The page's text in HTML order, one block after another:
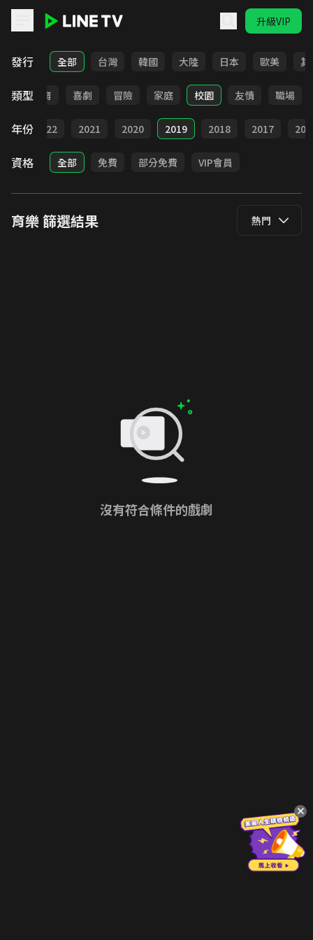
升級VIP
LINE TV - 育樂
發行 全部 台灣 韓國 大陸 日本 歐美 其
類型教育 喜劇 冒險 家庭 校園 友情 職場
年份 2022 2021 2020 2019 2018 2017
資格 全部 免費 部分免費 VIP會員
育樂篩選結果 熱門
沒有符合條件的戲劇